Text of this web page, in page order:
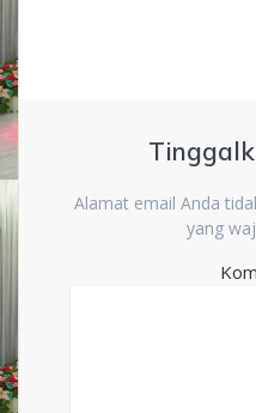
Alamat email Anda
yang